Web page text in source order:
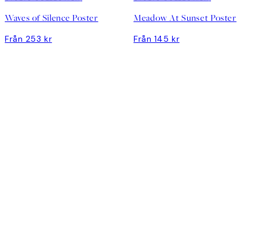
Waves of Silence Poster
Från 253 kr
Meadow At Sunset Poster
Från 145 kr